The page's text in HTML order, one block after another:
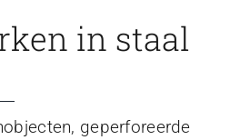
in staal
geperforeerde